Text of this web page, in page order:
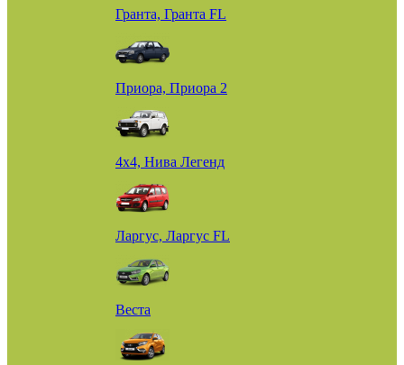
Гранта, Гранта FL
Приора, Приора 2
4х4, Нива Легенд
Ларгус, Ларгус FL
Веста